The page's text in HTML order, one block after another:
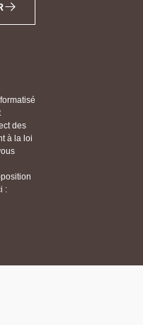
des
à la loi
: